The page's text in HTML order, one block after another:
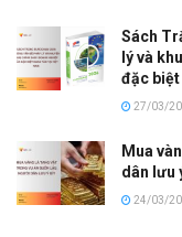
Sách
lý và
đặc biệt
27/03/
Mua
dân lưu
24/03/